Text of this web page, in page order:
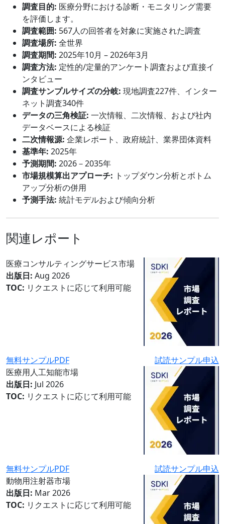
調査目的: 医療分野における診断・モニタリング需要
を評価します。
調査範囲: 567人の回答者を対象に実施された調査
調査場所: 全世界
調査期間: 2025年10月 – 2026年3月
調査方法: 定性的/定量的アンケート調査および直接イ
ンタビュー
調査サンプルサイズの分岐: 現地調査227件、インター
ネット調査340件
データの三角検証: 一次情報、二次情報、および社内
データベースによる検証
二次情報源: 企業レポート、政府統計、業界団体資料
基準年: 2025年
予測期間: 2026－2035年
市場規模算出アプローチ: トップダウン分析とボトム
アップ分析の併用
予測手法: 統計モデルおよび傾向分析
関連レポート
医療コンサルティングサービス市場
出版日: Aug 2026
TOC: リクエストに応じて利用可能
無料サンプルPDF
試読サンプル申込
医療用人工知能市場
出版日: Jul 2026
TOC: リクエストに応じて利用可能
無料サンプルPDF
試読サンプル申込
動物用注射器市場
出版日: Mar 2026
TOC: リクエストに応じて利用可能